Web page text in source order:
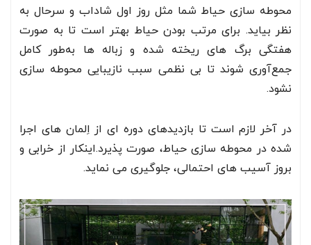
محوطه سازی حیاط شما مثل روز اول شاداب و سرحال به
نظر بیاید. برای مرتب بودن حیاط بهتر است تا به صورت
هفتگی برگ های ریخته شده و زباله ها به‌طور کامل
جمع‌آوری شوند تا بی نظمی سبب نازیبایی محوطه سازی
نشود.
در آخر لازم است تا بازدیدهای دوره ای از اِلمان های اجرا
شده در محوطه سازی حیاط، صورت پذیرد.اینکار از خرابی و
بروز آسیب های احتمالی، جلوگیری می نماید.